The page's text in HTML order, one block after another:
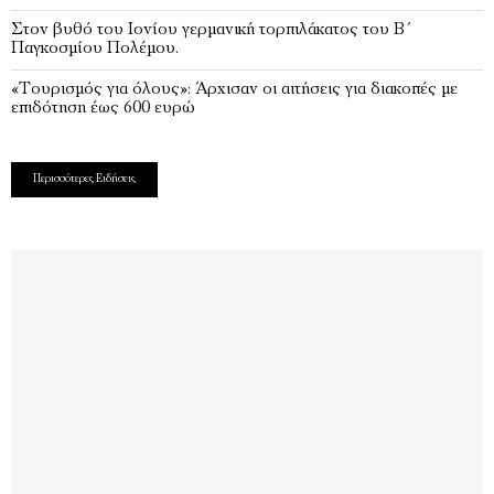
Στον βυθό του Ιονίου γερμανική τορπιλάκατος του Β΄
Παγκοσμίου Πολέμου.
«Τουρισμός για όλους»: Άρχισαν οι αιτήσεις για διακοπές με
επιδότηση έως 600 ευρώ
Περισσότερες Ειδήσεις